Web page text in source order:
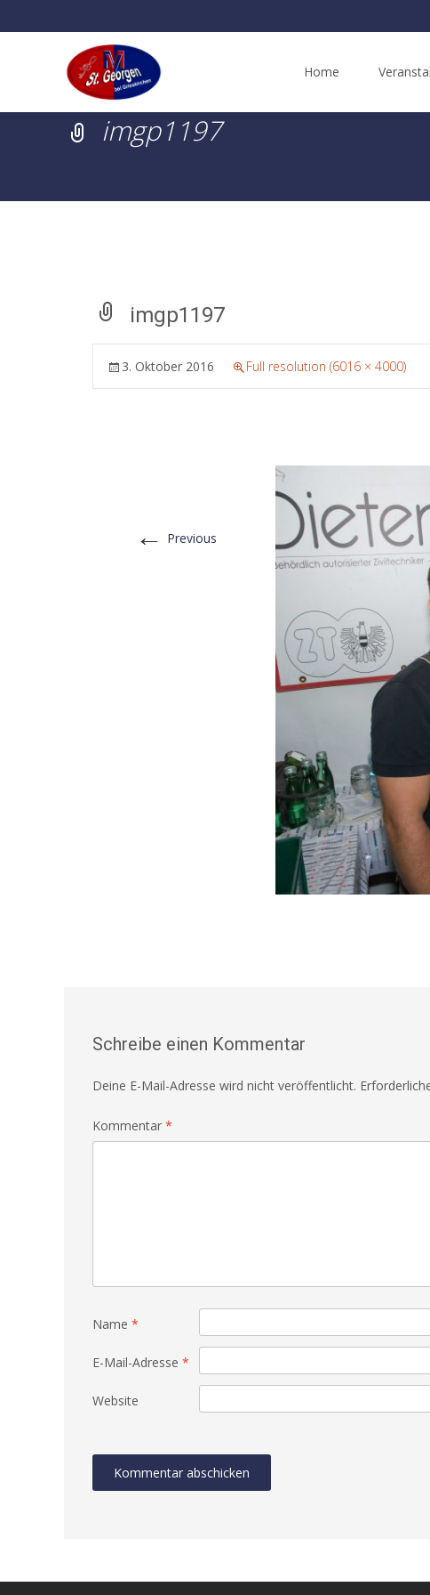
Home
imgp1197
imgp1197
3. Oktober 2016 Full resolution (6016 × 4000)
← Previous
Schreibe einen Kommentar
Deine E-Mail-Adresse wird nicht veröffentlicht.
Kommentar *
Name *
E-Mail-Adresse *
Website